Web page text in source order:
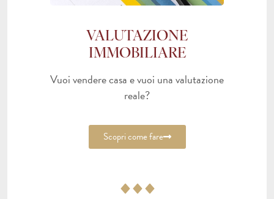
VALUTAZIONE
IMMOBILIARE
Vuoi vendere casa e vuoi una valutazione
reale?
Scopri come fare